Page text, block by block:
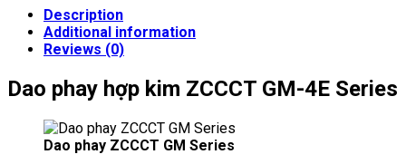
Description
Additional information
Reviews (0)
Dao phay hợp kim ZCCCT GM-4E Series
Dao phay ZCCCT GM Series